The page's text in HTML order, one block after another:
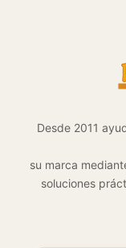
Desde 2011
su marca
soluciones